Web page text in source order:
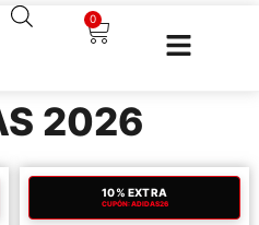
0
2026
10% EXTRA
CUPÓN: ADIDAS26